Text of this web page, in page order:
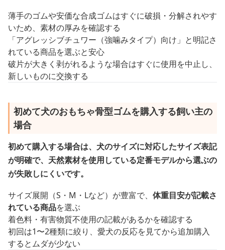
薄手のゴムや安価な合成ゴムはすぐに破損・分解されやす
いため、素材の厚みを確認する
「アグレッシブチュワー（強噛みタイプ）向け」と明記さ
れている商品を選ぶと安心
破片が大きく剥がれるような場合はすぐに使用を中止し、
新しいものに交換する
初めて犬のおもちゃ骨型ゴムを購入する飼い主の
場合
初めて購入する場合は、犬のサイズに対応したサイズ表記
が明確で、天然素材を使用している定番モデルから選ぶの
が失敗しにくいです。
サイズ展開（S・M・Lなど）が豊富で、 体重目安が記載さ
れている商品を選ぶ
着色料・有害物質不使用の記載があるかを確認する
初回は1〜2種類に絞り、愛犬の反応を見てから追加購入
するとムダが少ない